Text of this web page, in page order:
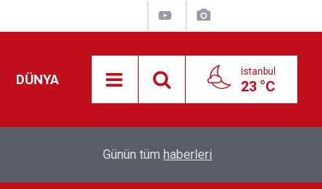
DÜNYA İstanbul
23 °C
Feridun Düzağaç sahnelere ara verdi: ''En az
Günün tüm haberleri